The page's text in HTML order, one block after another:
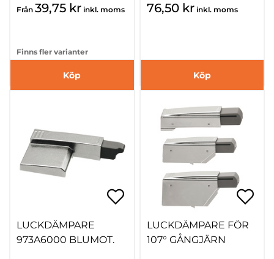
Från 39,75 kr inkl. moms
Finns fler varianter
Köp
76,50 kr inkl. moms
Köp
LUCKDÄMPARE
973A6000 BLUMOT.
LUCKDÄMPARE FÖR
107° GÅNGJÄRN